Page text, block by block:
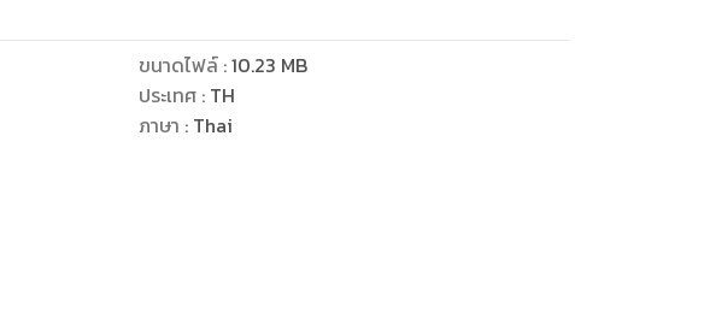
นั้นๆ
งหน้า(บางหน้า)
านง่ายค่ะ
ขนาดไฟล์:10.23 MB
ประเทศ : TH
ภาษา : Thai